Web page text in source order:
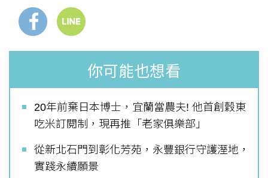
你可能也想看
20年前棄日本博士，宜蘭當農夫! 他首創穀東
吃米訂閱制，現再推「老家俱樂部」
從新北石門到彰化芳苑，永豐銀行守護溼地，
實踐永續願景